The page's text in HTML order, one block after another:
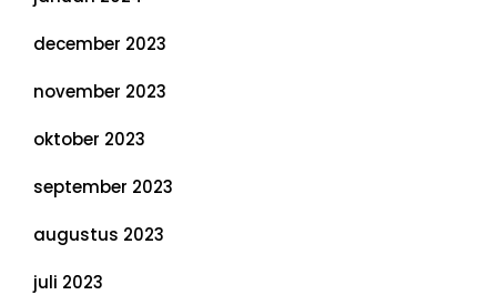
december 2023
november 2023
oktober 2023
september 2023
augustus 2023
juli 2023